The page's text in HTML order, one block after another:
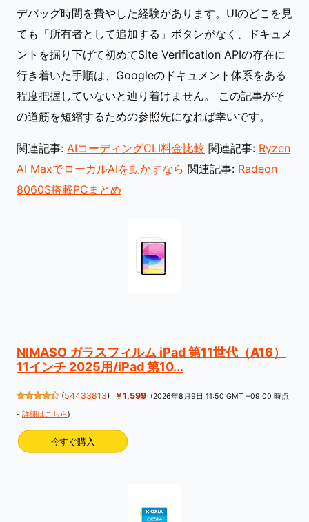
デバッグ時間を費やした経験があります。UIのどこを見
ても「所有者として追加する」ボタンがなく、ドキュメ
ントを掘り下げて初めてSite Verification APIの存在に
行き着いた手順は、Googleのドキュメント体系をある
程度把握していないと辿り着けません。 この記事がそ
の道筋を短縮するための参照先になれば幸いです。
関連記事: AIコーディングCLI料金比較 関連記事: Ryzen
AI MaxでローカルAIを動かすなら 関連記事: Radeon
8060S搭載PCまとめ
NIMASO ガラスフィルム iPad 第11世代（A16）
11インチ 2025用/iPad 第10...
(54433813) ￥1,599 (2026年8月9日 11:50 GMT +09:00 時点
- 詳細はこちら)
今すぐ購入